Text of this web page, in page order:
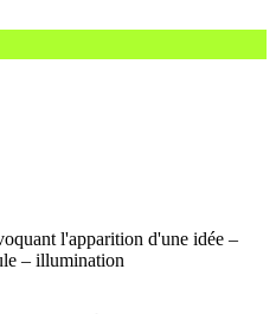
l'apparition d'une idée –
– illumination